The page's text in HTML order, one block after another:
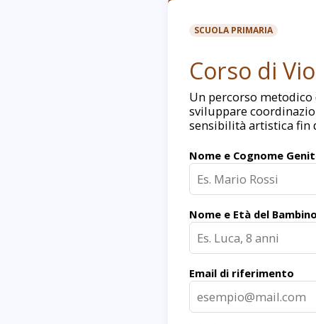
SCUOLA PRIMARIA
Corso di
Un percorso
sviluppare
sensibilità artistica fin
Nome e Cognome
Nome e Età del Bambino
Email di riferimento